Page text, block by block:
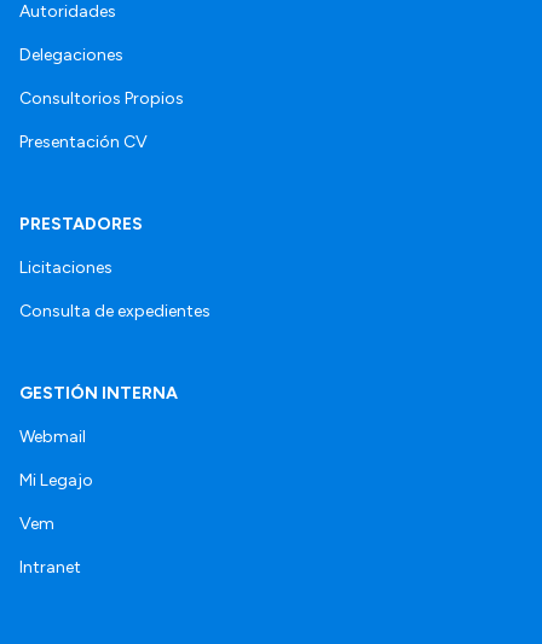
Autoridades
Delegaciones
Consultorios Propios
Presentación CV
PRESTADORES
Licitaciones
Consulta de expedientes
GESTIÓN INTERNA
Webmail
Mi Legajo
Vem
Intranet